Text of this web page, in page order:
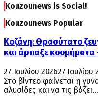
Kouzounews is Social!
Kouzounews Popular
Κοζάνη: Θρασύτατο
και άρπαξε κοσμήματα
27 Ιουλίου 202627 Ιουλίου
Στο βίντεο φαίνεται η
αλυσίδες και να τις βάζει...